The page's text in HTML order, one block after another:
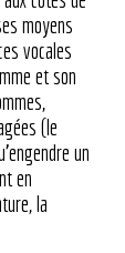
moyens
vocales
et son
(le
un
en
la